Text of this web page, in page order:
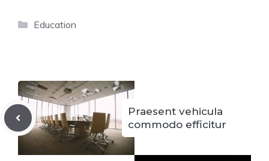
Categorías
Education
Praesent vehicula
commodo efficitur